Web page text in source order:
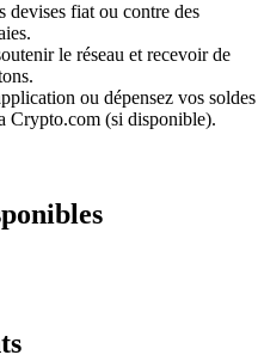
devises fiat ou contre des
le réseau et recevoir de
ou dépensez vos soldes
Crypto.com (si disponible).